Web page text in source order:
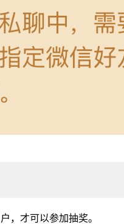
，才可以参加抽奖。